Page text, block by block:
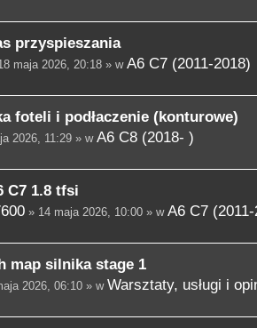
przyspieszania
maja 2026, 20:18 » w A6 C7 (2011-2018)
foteli i podłaczenie (konturowe)
2026, 11:29 » wA6 C8 (2018- )
C7 1.8 tfsi
» 14 maja 2026, 10:00 » w A6 C7
map silnika stage 1
2026, 06:10 » w Warsztaty, usługi i